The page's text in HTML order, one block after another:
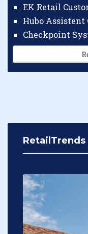
EK Retail
Hubo Assistent
RetailTrends